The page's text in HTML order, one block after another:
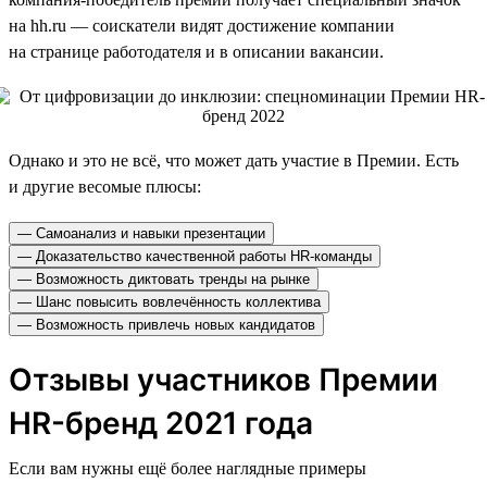
на hh.ru — соискатели видят достижение компании
на странице работодателя и в описании вакансии.
Однако и это не всё, что может дать участие в Премии. Есть
и другие весомые плюсы:
— Самоанализ и навыки презентации
— Доказательство качественной работы HR-команды
— Возможность диктовать тренды на рынке
— Шанс повысить вовлечённость коллектива
— Возможность привлечь новых кандидатов
Отзывы участников Премии
HR-бренд 2021 года
Если вам нужны ещё более наглядные примеры